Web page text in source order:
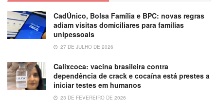
CadÚnico, Bolsa Família e BPC: novas regras
adiam visitas domiciliares para famílias
unipessoais
27 DE JULHO DE 2026
Calixcoca: vacina brasileira contra
dependência de crack e cocaína está prestes a
iniciar testes em humanos
23 DE FEVEREIRO DE 2026